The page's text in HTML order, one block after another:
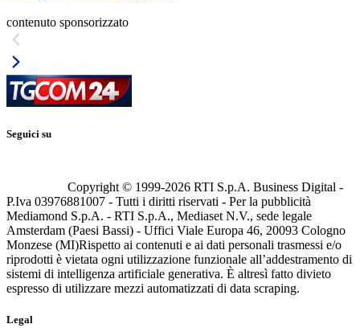
contenuto sponsorizzato
Seguici su
Copyright © 1999-2026 RTI S.p.A. Business Digital -
P.Iva 03976881007 - Tutti i diritti riservati - Per la pubblicità
Mediamond S.p.A. - RTI S.p.A., Mediaset N.V., sede legale
Amsterdam (Paesi Bassi) - Uffici Viale Europa 46, 20093 Cologno
Monzese (MI)Rispetto ai contenuti e ai dati personali trasmessi e/o
riprodotti è vietata ogni utilizzazione funzionale all’addestramento di
sistemi di intelligenza artificiale generativa. È altresì fatto divieto
espresso di utilizzare mezzi automatizzati di data scraping.
Legal